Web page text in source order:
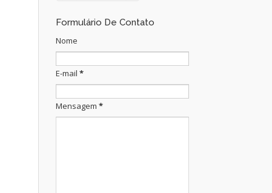
Formulário De Contato
Nome
E-mail *
Mensagem *